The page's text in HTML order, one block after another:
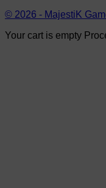
© 2026 - MajestiK
Your cart is empty